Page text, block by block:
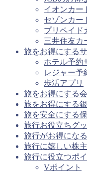
イオンカー
セゾンカー
プリペイド
三井住友カ
旅をお得にする
ホテル予約
レジャー予
歩活アプリ
旅をお得にする
旅をお得にする
旅を安全にする
旅行お役立ちグ
旅行がお得にな
旅行に嬉しい株
旅行に役立つポ
Vポイント